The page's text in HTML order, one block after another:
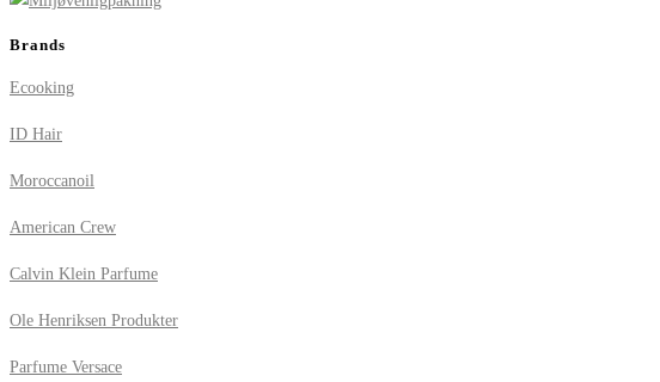
Brands
Ecooking
ID Hair
Moroccanoil
American Crew
Calvin Klein Parfume
Ole Henriksen Produkter
Parfume Versace